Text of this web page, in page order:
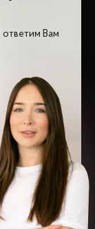
ответим Вам